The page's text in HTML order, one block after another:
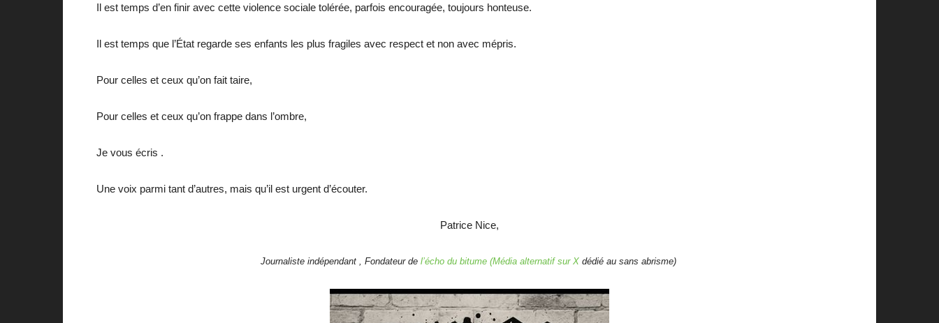
Il est temps d’en finir avec cette violence sociale tolérée, parfois encouragée, toujours honteuse.
Il est temps que l’État regarde ses enfants les plus fragiles avec respect et non avec mépris.
Pour celles et ceux qu’on fait taire,
Pour celles et ceux qu’on frappe dans l’ombre,
Je vous écris .
Une voix parmi tant d’autres, mais qu’il est urgent d’écouter.
Patrice Nice,
Journaliste indépendant , Fondateur de l’écho du bitume (Média alternatif sur Xdédié au sans abrisme)